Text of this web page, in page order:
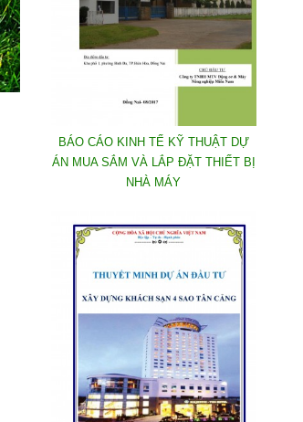
BÁO CÁO KINH TẾ KỸ THUẬT DỰ
ÁN MUA SẮM VÀ LẮP ĐẶT THIẾT BỊ
NHÀ MÁY